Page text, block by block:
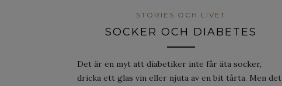
STORIES OCH LIVET
SOCKER OCH DIABETES
Det är en myt att diabetiker inte får äta socker,
dricka ett glas vin eller njuta av en bit tårta. Men det